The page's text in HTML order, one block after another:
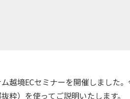
越境ECセミナーを開催しました。
粋）を使ってご説明いたします。